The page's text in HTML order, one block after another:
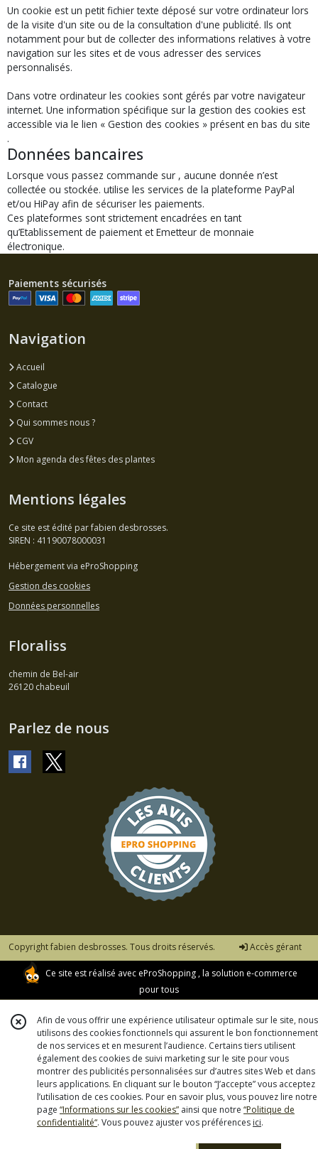
Un cookie est un petit fichier texte déposé sur votre ordinateur lors
de la visite d'un site ou de la consultation d'une publicité. Ils ont
notamment pour but de collecter des informations relatives à votre
navigation sur les sites et de vous adresser des services
personnalisés.
Dans votre ordinateur les cookies sont gérés par votre navigateur
internet. Une information spécifique sur la gestion des cookies est
accessible via le lien « Gestion des cookies » présent en bas du site
.
Données bancaires
Lorsque vous passez commande sur , aucune donnée n’est
collectée ou stockée. utilise les services de la plateforme PayPal
et/ou HiPay afin de sécuriser les paiements.
Ces plateformes sont strictement encadrées en tant
qu’Etablissement de paiement et Emetteur de monnaie
électronique.
Paiements sécurisés
Navigation
Accueil
Catalogue
Contact
Qui sommes nous ?
CGV
Mon agenda des fêtes des plantes
Mentions légales
Ce site est édité par fabien desbrosses.
SIREN : 41190078000031
Hébergement via eProShopping
Gestion des cookies
Données personnelles
Floraliss
chemin de Bel-air
26120 chabeuil
Parlez de nous
Copyright fabien desbrosses. Tous droits réservés. Accès gérant
Ce site est réalisé avec eProShopping , la solution e-commerce
pour tous
Afin de vous offrir une expérience utilisateur optimale sur le site, nous
utilisons des cookies fonctionnels qui assurent le bon fonctionnement
de nos services et en mesurent l’audience. Certains tiers utilisent
également des cookies de suivi marketing sur le site pour vous
montrer des publicités personnalisées sur d’autres sites Web et dans
leurs applications. En cliquant sur le bouton “J’accepte” vous acceptez
l’utilisation de ces cookies. Pour en savoir plus, vous pouvez lire notre
page “Informations sur les cookies” ainsi que notre “Politique de
confidentialité“. Vous pouvez ajuster vos préférences ici.